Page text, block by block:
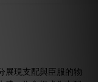
展現支配與臣服的物